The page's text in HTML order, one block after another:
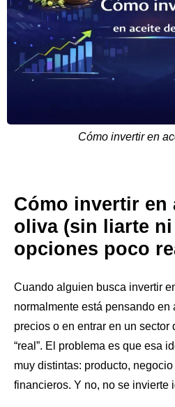
Cómo invertir en
Cómo invertir en
oliva (sin liarte ni
opciones poco
Cuando alguien busca invertir
normalmente está pensando
precios o en entrar en un sector
“real”. El problema es que esa
muy distintas: producto,
financieros. Y no, no se invierte